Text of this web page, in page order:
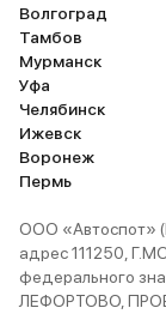
Волгоград
Тамбов
Мурманск
Уфа
Челябинск
Ижевск
Воронеж
Пермь
ООО «Автоспот»
адрес 111250,
федерального
ЛЕФОРТОВО,